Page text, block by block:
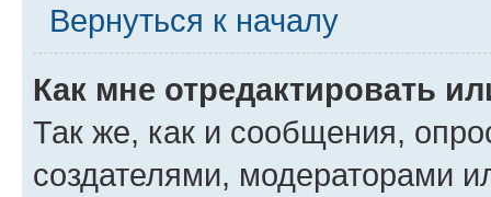
Вернуться к началу
Как мне отредактировать
Так же, как и сообщения,
создателями, модераторами